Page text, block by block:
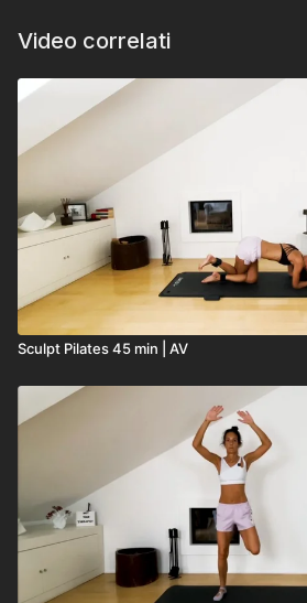
Video correlati
Sculpt Pilates 45 min | AV